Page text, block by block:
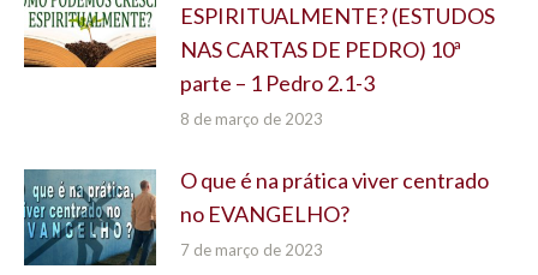
ESPIRITUALMENTE? (ESTUDOS
NAS CARTAS DE PEDRO) 10ª
parte – 1 Pedro 2.1-3
8 de março de 2023
O que é na prática viver centrado
no EVANGELHO?
7 de março de 2023